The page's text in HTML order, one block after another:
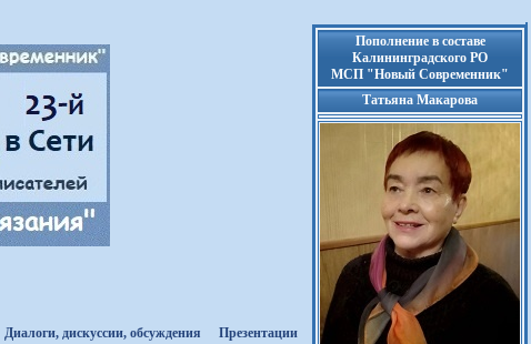
Диалоги, дискуссии, обсуждения
Презентации
Пополнение в составе
Калининградского РО
МСП "Новый Современник"
Татьяна Макарова